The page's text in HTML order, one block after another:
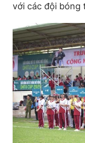
với các đội bóng